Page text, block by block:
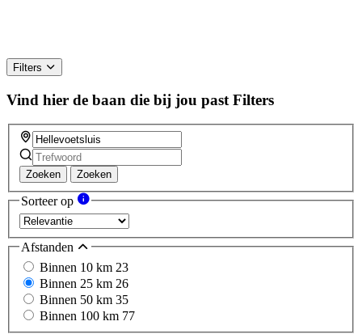
Filters
Vind hier de baan die bij jou past Filters
Zoeken Zoeken
Sorteer op
Afstanden
Binnen 10 km 23
Binnen 25 km 26
Binnen 50 km 35
Binnen 100 km 77